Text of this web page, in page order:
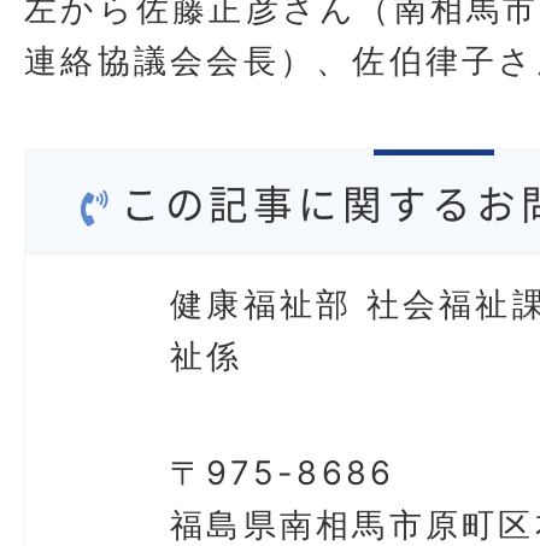
左から佐藤正彦さん（南相馬
連絡協議会会長）、佐伯律子
この記事に関するお
健康福祉部 社会福祉
祉係
〒975-8686
福島県南相馬市原町